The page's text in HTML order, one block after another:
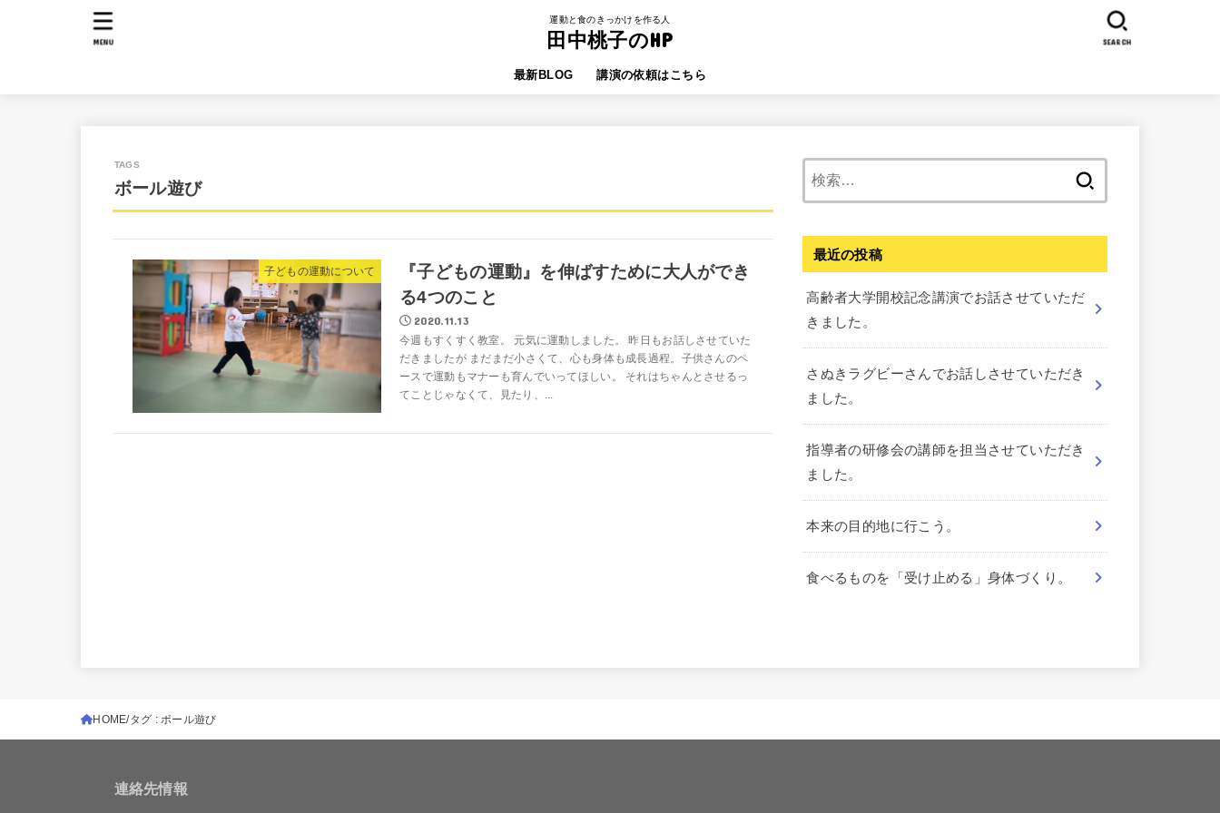
運動と食のきっかけを作る人
田中桃子のHP
最新BLOG 講演の依頼はこちら
SEARCH
MENU
ボール遊び
子どもの運動について
『子どもの運動』を伸ばすために大人ができ
る4つのこと
2020.11.13
今週もすくすく教室。 元気に運動しました。 昨日もお話しさせていた
だきましたが まだまだ小さくて、心も身体も成長過程。子供さんのペ
ースで運動もマナーも育んでいってほしい。 それはちゃんとさせるっ
てことじゃなくて、見たり、...
最近の投稿
高齢者大学開校記念講演でお話させていただ
きました。
さぬきラグビーさんでお話しさせていただき
ました。
指導者の研修会の講師を担当させていただき
ました。
本来の目的地に行こう。
食べるものを「受け止める」身体づくり。
HOME タグ : ボール遊び
連絡先情報